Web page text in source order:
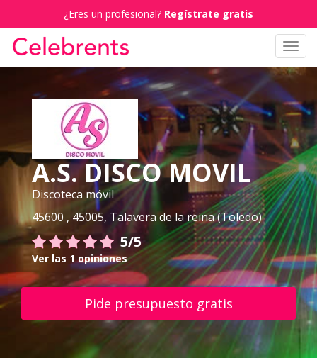
¿Eres un profesional? Regístrate gratis
A.S. DISCO MOVIL
Discoteca móvil
45600 , 45005, Talavera de la reina (Toledo)
5/5
Ver las 1 opiniones
Pide presupuesto gratis